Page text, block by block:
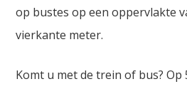
op bustes op een oppervlakte
vierkante meter.
Komt u met de trein of bus? Op